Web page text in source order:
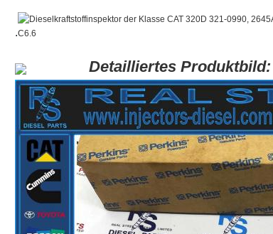
.
Detailliertes Produktbild: